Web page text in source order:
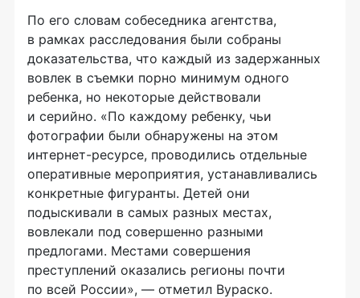
По его словам собеседника агентства,
в рамках расследования были собраны
доказательства, что каждый из задержанных
вовлек в съемки порно минимум одного
ребенка, но некоторые действовали
и серийно. «По каждому ребенку, чьи
фотографии были обнаружены на этом
интернет-ресурсе, проводились отдельные
оперативные мероприятия, устанавливались
конкретные фигуранты. Детей они
подыскивали в самых разных местах,
вовлекали под совершенно разными
предлогами. Местами совершения
преступлений оказались регионы почти
по всей России», — отметил Вураско.